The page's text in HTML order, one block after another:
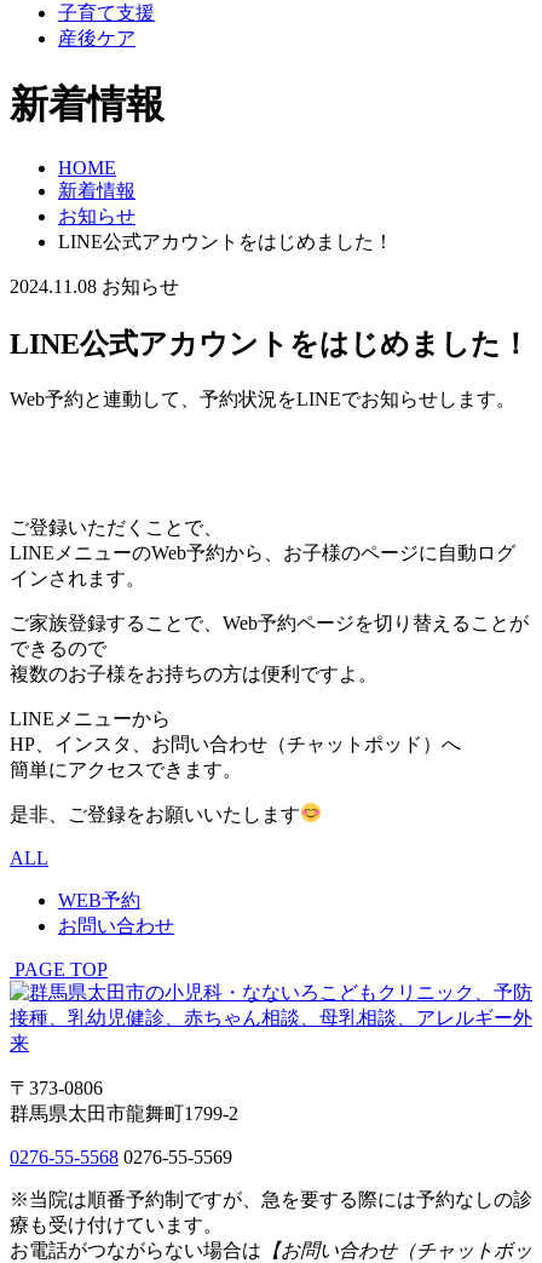
子育て支援
産後ケア
新着情報
HOME
新着情報
お知らせ
LINE公式アカウントをはじめました！
2024.11.08 お知らせ
LINE公式アカウントをはじめました！
Web予約と連動して、予約状況をLINEでお知らせします。
ご登録いただくことで、
LINEメニューのWeb予約から、お子様のページに自動ログ
インされます。
ご家族登録することで、Web予約ページを切り替えることが
できるので
複数のお子様をお持ちの方は便利ですよ。
LINEメニューから
HP、インスタ、お問い合わせ（チャットポッド）へ
簡単にアクセスできます。
是非、ご登録をお願いいたします
ALL
WEB予約
お問い合わせ
PAGE TOP
〒373-0806
群馬県太田市龍舞町1799-2
0276-55-5568 0276-55-5569
※当院は順番予約制ですが、急を要する際には予約なしの診
療も受け付けています。
お電話がつながらない場合は 【お問い合わせ（チャットボッ